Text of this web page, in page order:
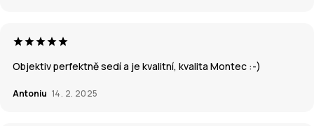
Objektiv perfektně sedí a je kvalitní, kvalita Montec :-)
Antoniu 14. 2. 2025